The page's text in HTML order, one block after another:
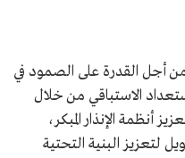
أجل القدرة على الصمود في
الاستباقي من خلال
أنظمة الإنذار المبكر،
لتعزيز البنية التحتية